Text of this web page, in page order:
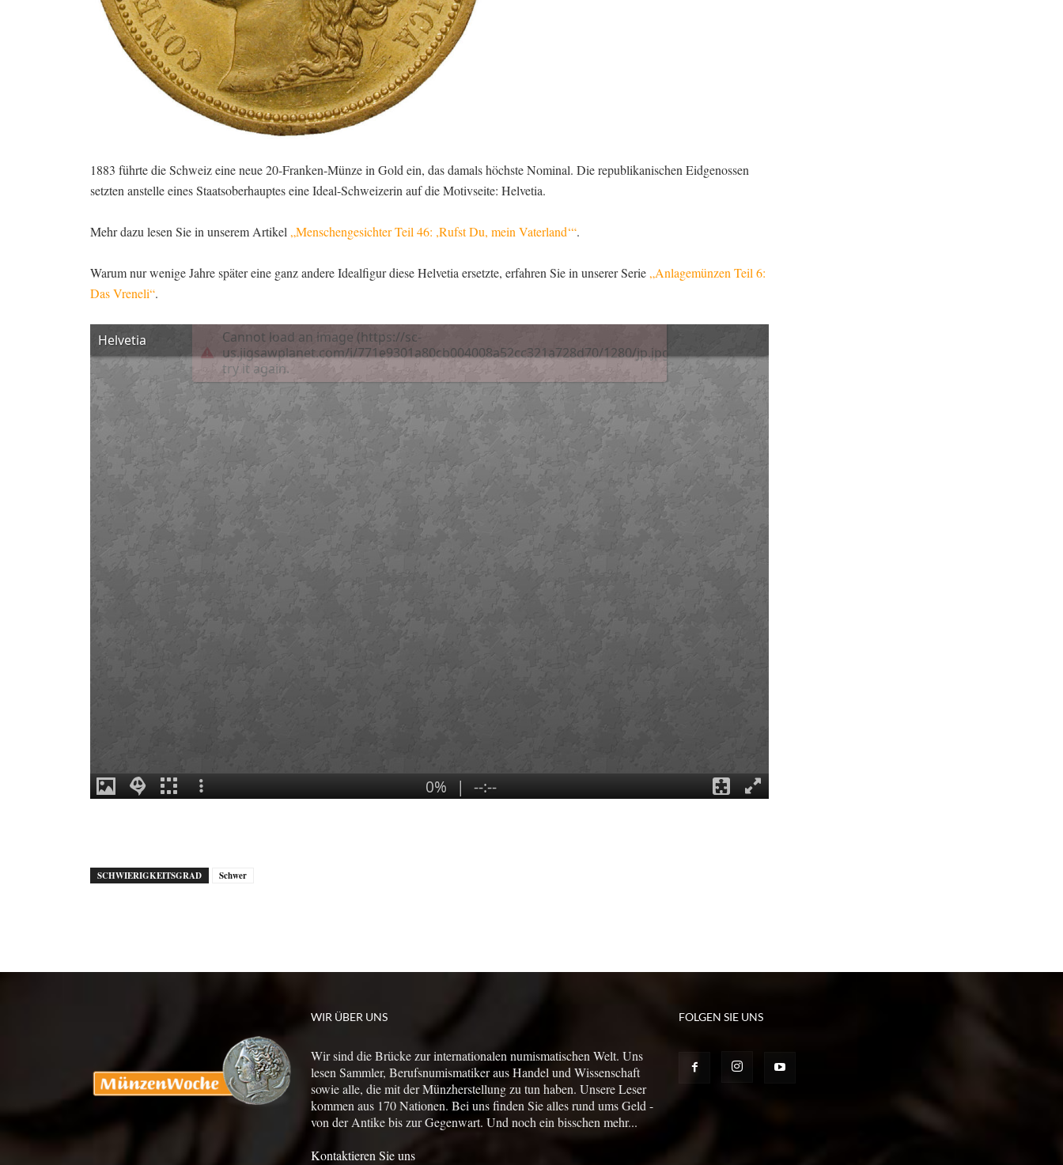
1883 führte die Schweiz eine neue 20-Franken-Münze in Gold ein, das damals höchste Nominal. Die republikanischen Eidgenossen
setzten anstelle eines Staatsoberhauptes eine Ideal-Schweizerin auf die Motivseite: Helvetia.
Mehr dazu lesen Sie in unserem Artikel „Menschengesichter Teil 46: ,Rufst Du, mein Vaterland‘“.
Warum nur wenige Jahre später eine ganz andere Idealfigur diese Helvetia ersetzte, erfahren Sie in unserer Serie „Anlagemünzen Teil 6:
Das Vreneli“.
SCHWIERIGKEITSGRAD Schwer
WIR ÜBER UNS
Wir sind die Brücke zur internationalen numismatischen Welt. Uns
lesen Sammler, Berufsnumismatiker aus Handel und Wissenschaft
sowie alle, die mit der Münzherstellung zu tun haben. Unsere Leser
kommen aus 170 Nationen. Bei uns finden Sie alles rund ums Geld -
von der Antike bis zur Gegenwart. Und noch ein bisschen mehr...
Kontaktieren Sie uns
FOLGEN SIE UNS